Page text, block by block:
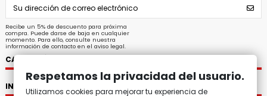
Recibe un 5% de descuento para próxima
compra. Puede darse de baja en cualquier
momento. Para ello, consulte nuestra
información de contacto en el aviso legal.
CATEGORÍAS
INFORMACIÓN
Respetamos la privacidad del usuario.
Utilizamos cookies para mejorar tu experiencia de